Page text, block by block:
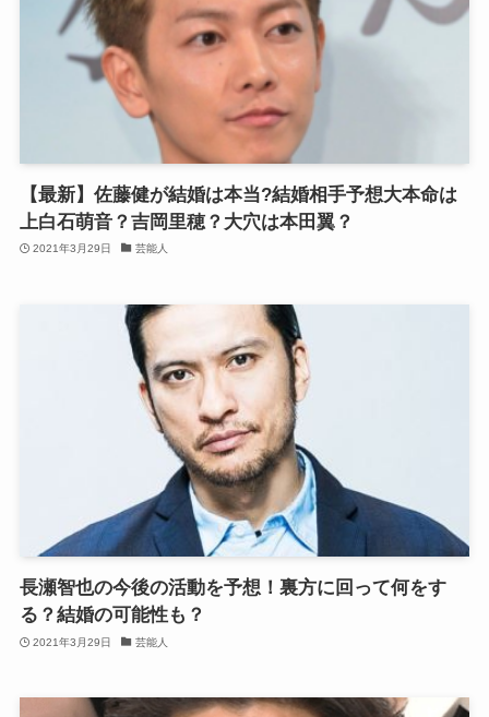
【最新】佐藤健が結婚は本当?結婚相手予想大本命は
上白石萌音？吉岡里穂？大穴は本田翼？
2021年3月29日 芸能人
長瀬智也の今後の活動を予想！裏方に回って何をす
る？結婚の可能性も？
2021年3月29日 芸能人